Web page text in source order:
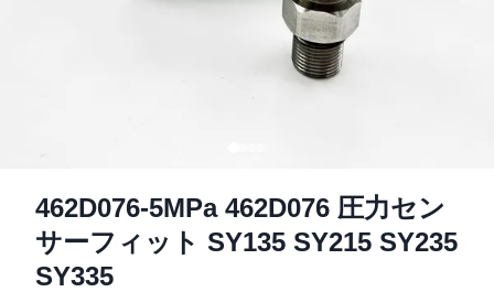
462D076-5MPa 462D076 圧力セン
サーフィット SY135 SY215 SY235
SY335